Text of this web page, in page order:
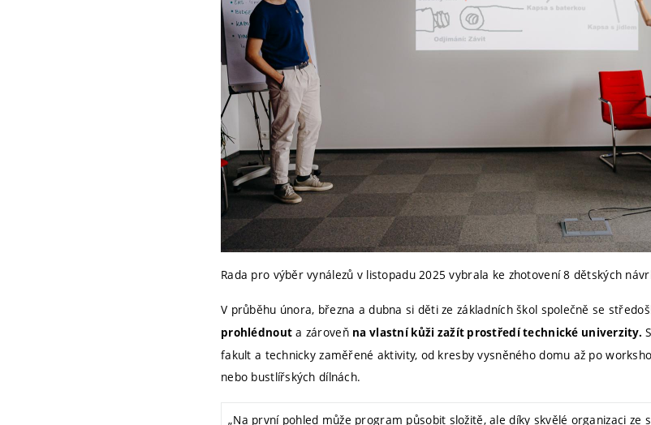
Rada pro výběr vynálezů v listopadu 2025 vybrala ke zhotovení 8 dětských
V průběhu února, března a dubna si děti ze základních škol společně se
prohlédnout a zároveň na vlastní kůži zažít prostředí technické univerzity.
fakult a technicky zaměřené aktivity, od kresby vysněného domu až po
nebo bustlířských dílnách.
„Na první pohled může program působit složitě, ale díky skvělé organizaci ze